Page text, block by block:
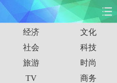
国际 财经
人事 教育
经济
文化
社会
科技
旅游
时尚
TV 商务